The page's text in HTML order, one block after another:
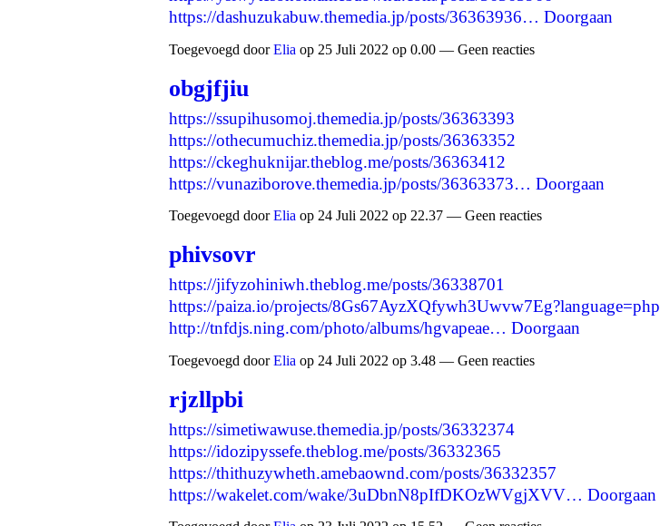
https://dashuzukabuw.themedia.jp/posts/36363936… Doorgaan
Toegevoegd doorElia op 25 Juli 2022 op 0.00 — Geen reacties
obgjfjiu
https://ssupihusomoj.themedia.jp/posts/36363393
https://othecumuchiz.themedia.jp/posts/36363352
https://ckeghuknijar.theblog.me/posts/36363412
https://vunaziborove.themedia.jp/posts/36363373… Doorgaan
Toegevoegd doorElia op 24 Juli 2022 op 22.37 — Geen reacties
phivsovr
https://jifyzohiniwh.theblog.me/posts/36338701
https://paiza.io/projects/8Gs67AyzXQfywh3Uwvw7Eg?language=php
http://tnfdjs.ning.com/photo/albums/hgvapeae… Doorgaan
Toegevoegd doorElia op 24 Juli 2022 op 3.48 — Geen reacties
rjzllpbi
https://simetiwawuse.themedia.jp/posts/36332374
https://idozipyssefe.theblog.me/posts/36332365
https://thithuzywheth.amebaownd.com/posts/36332357
https://wakelet.com/wake/3uDbnN8pIfDKOzWVgjXVV… Doorgaan